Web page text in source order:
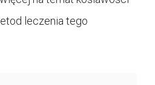
leczenia tego